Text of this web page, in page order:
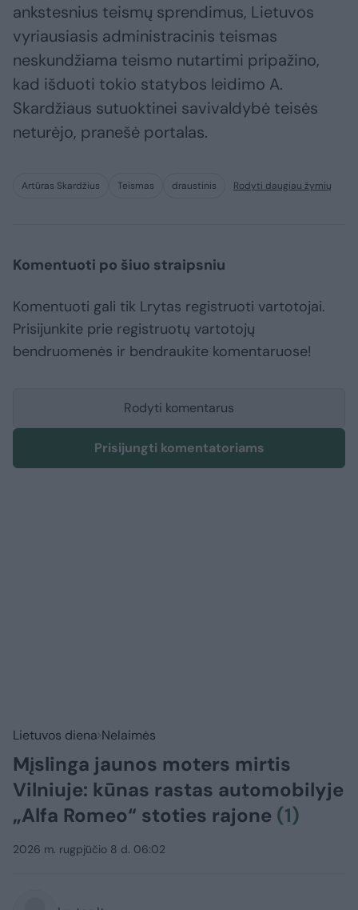
ankstesnius teismų sprendimus, Lietuvos
vyriausiasis administracinis teismas
neskundžiama teismo nutartimi pripažino,
kad išduoti tokio statybos leidimo A.
Skardžiaus sutuoktinei savivaldybė teisės
neturėjo, pranešė portalas.
Artūras Skardžius Teismas draustinis Rodyti daugiau žymių
Komentuoti po šiuo straipsniu
Komentuoti gali tik Lrytas registruoti vartotojai.
Prisijunkite prie registruotų vartotojų
bendruomenės ir bendraukite komentaruose!
Rodyti komentarus
Prisijungti komentatoriams
Lietuvos diena Nelaimės
Mįslinga jaunos moters mirtis
Vilniuje: kūnas rastas automobilyje
„Alfa Romeo“ stoties rajone (1)
2026 m. rugpjūčio 8 d. 06:02